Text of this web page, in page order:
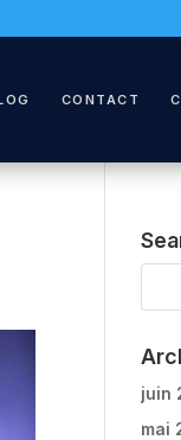
CONTACT
juin
mai